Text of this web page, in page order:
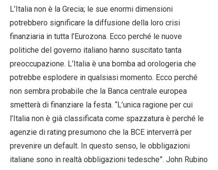
L’Italia non è la Grecia; le sue enormi dimensioni
potrebbero significare la diffusione della loro crisi
finanziaria in tutta l’Eurozona. Ecco perché le nuove
politiche del governo italiano hanno suscitato tanta
preoccupazione. L’Italia è una bomba ad orologeria che
potrebbe esplodere in qualsiasi momento. Ecco perché
non sembra probabile che la Banca centrale europea
smetterà di finanziare la festa. “L’unica ragione per cui
l’Italia non è già classificata come spazzatura è perché le
agenzie di rating presumono che la BCE interverrà per
prevenire un default. In questo senso, le obbligazioni
italiane sono in realtà obbligazioni tedesche”. John Rubino